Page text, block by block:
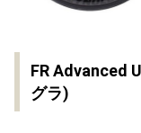
FR Advanced
グラ)